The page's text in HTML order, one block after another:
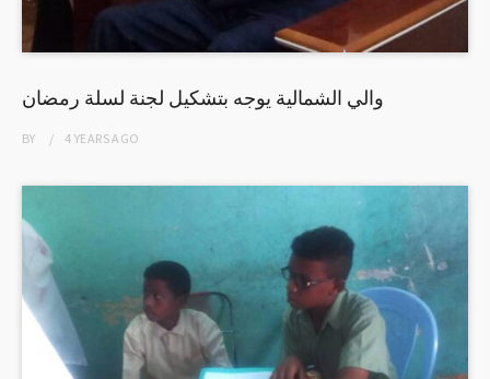
والي الشمالية يوجه بتشكيل لجنة لسلة رمضان
BY 4 YEARSAGO